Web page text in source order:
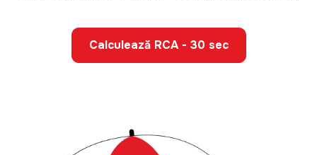
Calculează RCA - 30 sec